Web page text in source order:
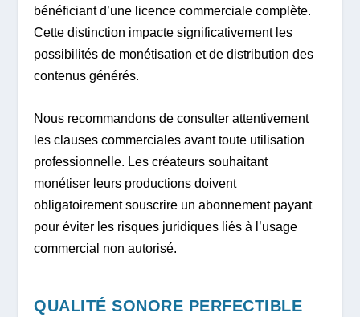
bénéficiant d’une licence commerciale complète.
Cette distinction impacte significativement les
possibilités de monétisation et de distribution des
contenus générés.
Nous recommandons de consulter attentivement
les clauses commerciales avant toute utilisation
professionnelle. Les créateurs souhaitant
monétiser leurs productions doivent
obligatoirement souscrire un abonnement payant
pour éviter les risques juridiques liés à l’usage
commercial non autorisé.
QUALITÉ SONORE PERFECTIBLE